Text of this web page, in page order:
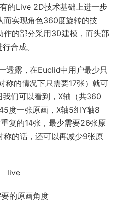
的Live 2D技术基础上进一步
而实现角色360度旋转的技
作的部分采用3D建模，而头部
合成。
透露，在Euclid中用户最少只
称的情况下只需要17张）就可
们可以看到，X轴（共360
度一张原画，X轴5组Y轴8
复的14张，最少需要26张原
称的话，还可以再减少9张原
的原画角度